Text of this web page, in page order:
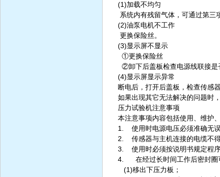
(1)加载不均匀
系统内有残留气体，可通过第三
(2)油泵电机不工作
更换保险丝。
(3)显示屏不显示
①更换保险丝
②卸下后盖板检查电源线联接是
(4)显示屏显示异常
断电后，打开后盖板，检查传感
如果出现其它无法解决的问题时
压力试验机注意事项
本注意事项内容包括使用、维护
1. 使用时电源电压必须准确无
2. 传感器与主机连接的电缆不
3. 使用时必须按说明书规定程
4. 在经过长时间工作后密封圈
(1)移出下压力板；